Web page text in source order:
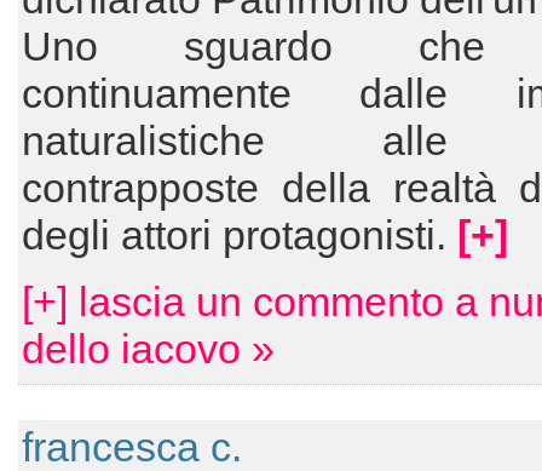
Uno sguardo che
continuamente dalle
naturalistiche alle
contrapposte della realtà
degli attori protagonisti. [+]
[+] lascia un commento a
dello iacovo »
francesca c.